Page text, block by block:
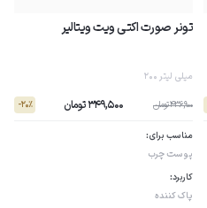
تونر صورت اکتی ویت ویتالیر
200 میلی لیتر
436,900 تومان 349,500 تومان - 20٪
مناسب برای:
پوست چرب
کاربرد:
پاک کننده